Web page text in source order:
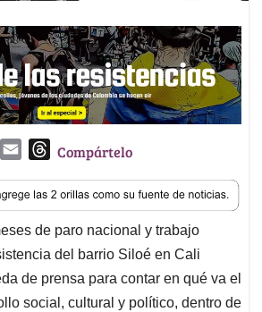
a
i
l
T
r
e
a
d
s
Compártelo
de paro nacional y trabajo
del barrio Siloé en Cali
de prensa para contar en qué va el
social, cultural y político, dentro de